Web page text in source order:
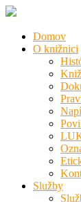
Domov
O knižnici
Služby